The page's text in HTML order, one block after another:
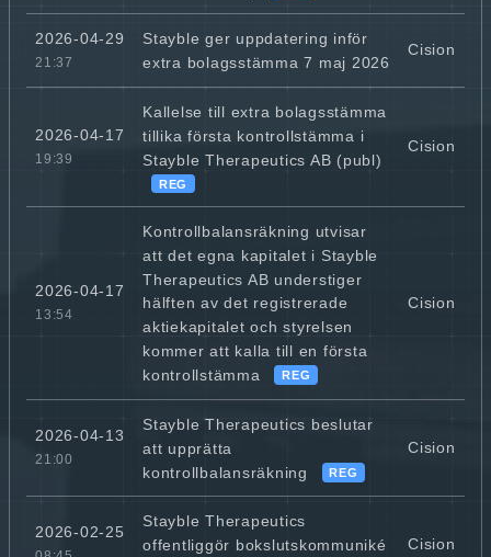
2026-04-29
21:37
Stayble ger uppdatering inför
extra bolagsstämma 7 maj 2026
Cision
2026-04-17
19:39
Kallelse till extra bolagsstämma
tillika första kontrollstämma i
Stayble Therapeutics AB (publ)
REG
Cision
2026-04-17
13:54
Kontrollbalansräkning utvisar
att det egna kapitalet i Stayble
Therapeutics AB understiger
hälften av det registrerade
aktiekapitalet och styrelsen
kommer att kalla till en första
kontrollstämma
REG
Cision
2026-04-13
21:00
Stayble Therapeutics beslutar
att upprätta
kontrollbalansräkning
REG
Cision
2026-02-25
Stayble Therapeutics
offentliggör bokslutskommuniké
Cision